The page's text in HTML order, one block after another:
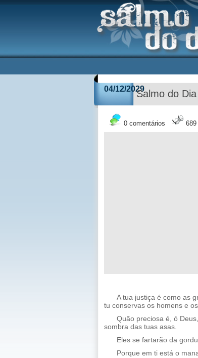
04/12/2029Salmo do
0 comentários
A tua justiça é como as
tu conservas os homens e
Quão preciosa é, ó
sombra das tuas asas.
Eles se fartarão da
Porque em ti está o